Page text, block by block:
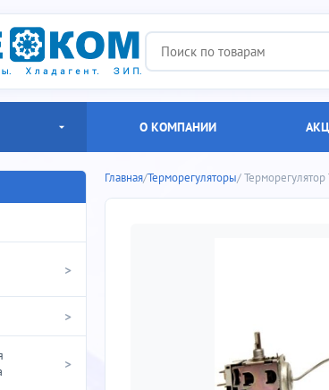
О КОМПАНИИ
>
>
>
Главная/Терморегуляторы/